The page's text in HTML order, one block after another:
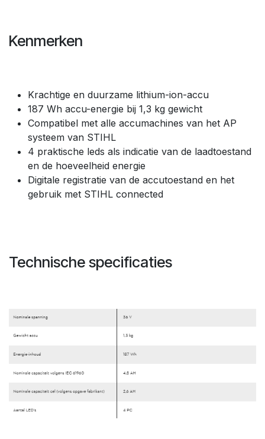
Kenmerken
Krachtige en duurzame lithium-ion-accu
187 Wh accu-energie bij 1,3 kg gewicht
Compatibel met alle accumachines van het AP
systeem van STIHL
4 praktische leds als indicatie van de laadtoestand
en de hoeveelheid energie
Digitale registratie van de accutoestand en het
gebruik met STIHL connected
Technische specificaties